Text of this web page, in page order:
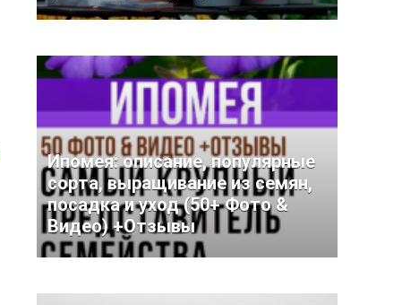
Ипомея: описание, популярные
сорта, выращивание из семян,
посадка и уход (50+ Фото &
Видео) +Отзывы